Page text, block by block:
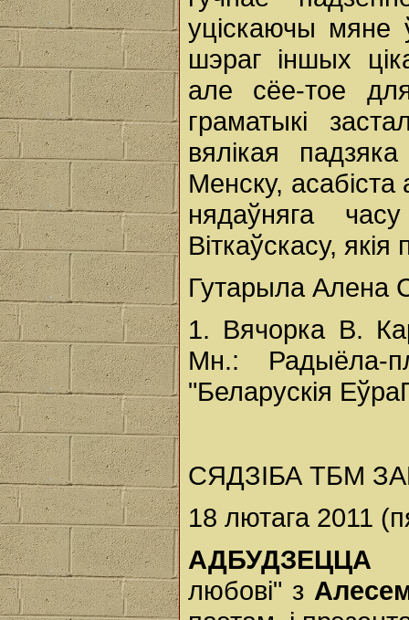
уціскаючы мяне
шэраг іншых
але сёе-тое
граматыкі
вялікая
Менску,
нядаўняга
Віткаўскасу,
Гутарыла Алена
1. Вячорка В.
Мн.:
"Беларускія
СЯДЗІБА ТБМ
18 лютага 2011
любові" з